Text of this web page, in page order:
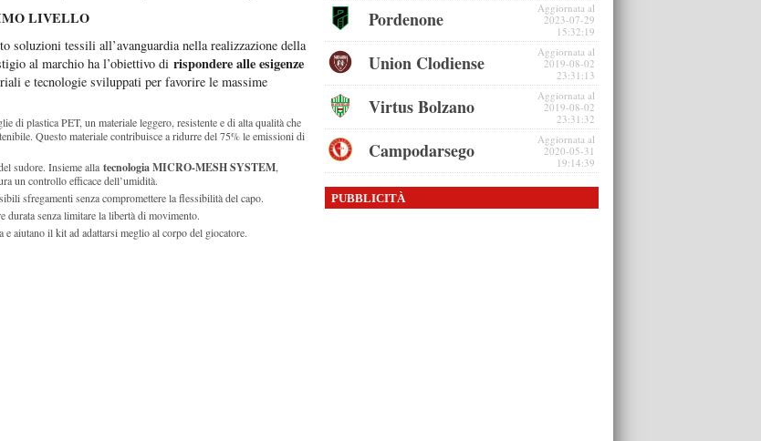
LIVELLO
soluzioni tessili all’avanguardia nella realizzazione della
al marchio ha l’obiettivo di rispondere alle esigenze
e tecnologie sviluppati per favorire le massime
di plastica PET, un materiale leggero, resistente e di alta qualità che
Questo materiale contribuisce a ridurre del 75% le emissioni di
sudore. Insieme alla tecnologia MICRO-MESH SYSTEM
un controllo efficace dell’umidità.
sfregamenti senza compromettere la flessibilità del capo.
durata senza limitare la libertà di movimento.
aiutano il kit ad adattarsi meglio al corpo del giocatore.
Pordenone
Aggiornata al
2023-07-29
15:32:19
Union Clodiense
Aggiornata al
2019-08-02
23:31:13
Virtus Bolzano
Aggiornata al
2019-08-02
23:31:32
Campodarsego
Aggiornata al
2020-05-31
19:14:39
PUBBLICITÀ